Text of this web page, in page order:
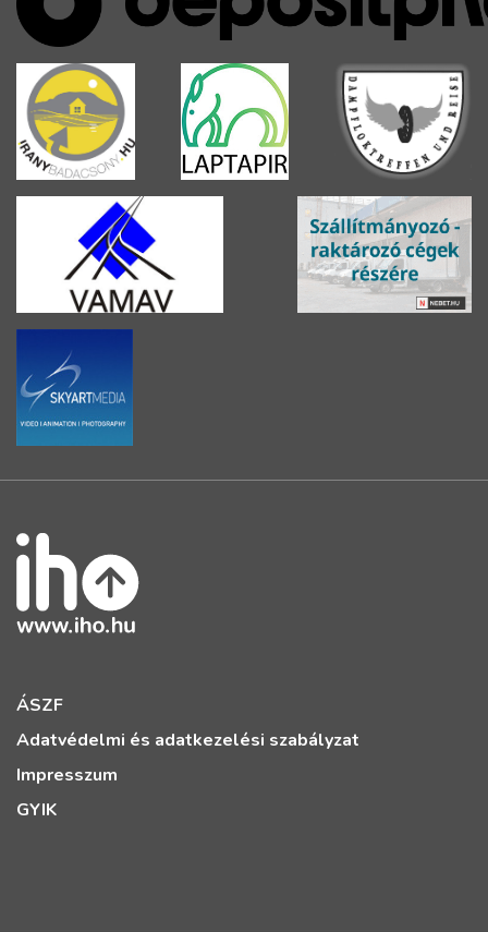
ÁSZF
Adatvédelmi és adatkezelési szabályzat
Impresszum
GYIK